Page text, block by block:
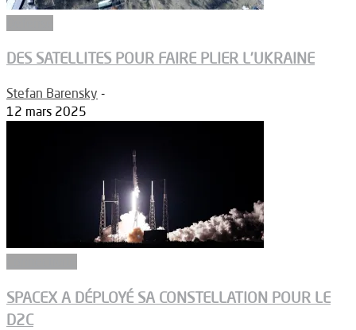
DES SATELLITES POUR FAIRE PLIER L’UKRAINE
Stefan Barensky -
12 mars 2025
SPACEX A DÉPLOYÉ SA CONSTELLATION POUR LE
D2C